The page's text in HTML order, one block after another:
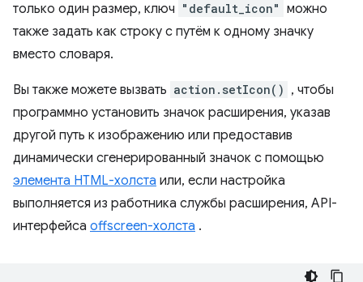
только один размер, ключ "default_icon" можно
также задать как строку с путём к одному значку
вместо словаря.
Вы также можете вызвать action.setIcon() , чтобы
программно установить значок расширения, указав
другой путь к изображению или предоставив
динамически сгенерированный значок с помощью
элемента HTML-холста или, если настройка
выполняется из работника службы расширения, API-
интерфейса offscreen-холста .